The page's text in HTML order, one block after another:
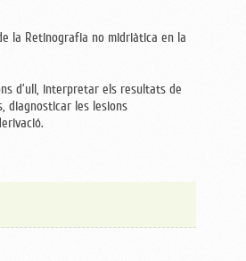
la Retinografia no midriàtica en la
d’ull, interpretar els resultats de
diagnosticar les lesions